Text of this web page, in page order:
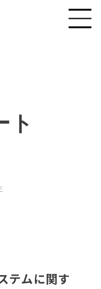
ト
テムに関す